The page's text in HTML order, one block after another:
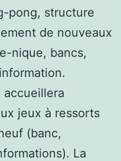
pong, structure
de nouveaux
nique, bancs,
jeux à ressorts
(banc,
La